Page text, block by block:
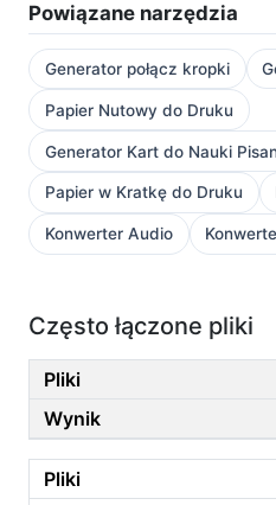
Powiązane narzędzia
Generator połącz kropki
Papier Nutowy do Druku
Generator Kart do Nauki
Papier w Kratkę do Druku
Konwerter Audio
Często łączone pliki